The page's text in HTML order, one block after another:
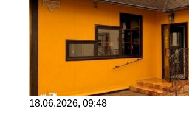
18.06.2026, 09:48